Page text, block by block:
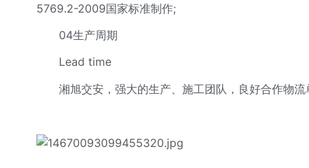
5769.2-2009国家标准制作;
04生产周期
Lead time
湘旭交安，强大的生产、施工团队，良好合作物流